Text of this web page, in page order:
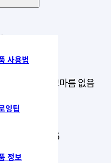
사용법
잉팁
정보
출 없음
일 동안 잉크마름 없음
1006